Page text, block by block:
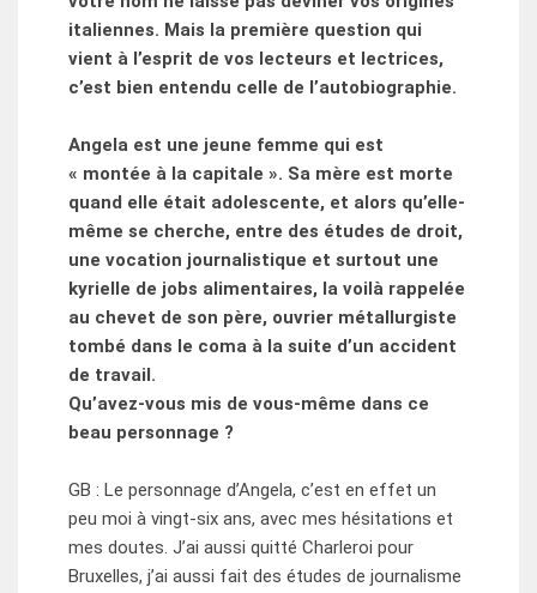
italiennes. Mais la première question qui
vient à l’esprit de vos lecteurs et lectrices,
c’est bien entendu celle de l’autobiographie.
Angela est une jeune femme qui est
« montée à la capitale ». Sa mère est morte
quand elle était adolescente, et alors qu’elle-
même se cherche, entre des études de droit,
une vocation journalistique et surtout une
kyrielle de jobs alimentaires, la voilà rappelée
au chevet de son père, ouvrier métallurgiste
tombé dans le coma à la suite d’un accident
de travail.
Qu’avez-vous mis de vous-même dans ce
beau personnage ?
GB : Le personnage d’Angela, c’est en effet un
peu moi à vingt-six ans, avec mes hésitations et
mes doutes. J’ai aussi quitté Charleroi pour
Bruxelles, j’ai aussi fait des études de journalisme